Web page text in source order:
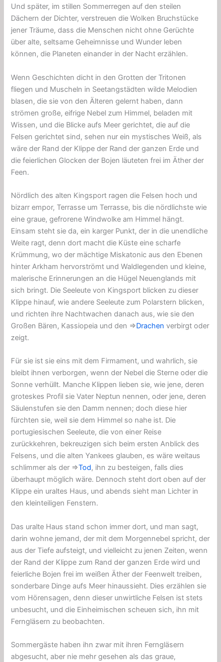
Und später, im stillen Sommerregen auf den steilen
Dächern der Dichter, verstreuen die Wolken Bruchstücke
jener Träume, dass die Menschen nicht ohne Gerüchte
über alte, seltsame Geheimnisse und Wunder leben
können, die Planeten einander in der Nacht erzählen.
Wenn Geschichten dicht in den Grotten der Tritonen
fliegen und Muscheln in Seetangstädten wilde Melodien
blasen, die sie von den Älteren gelernt haben, dann
strömen große, eifrige Nebel zum Himmel, beladen mit
Wissen, und die Blicke aufs Meer gerichtet, die auf die
Felsen gerichtet sind, sehen nur ein mystisches Weiß, als
wäre der Rand der Klippe der Rand der ganzen Erde und
die feierlichen Glocken der Bojen läuteten frei im Äther der
Feen.
Nördlich des alten Kingsport ragen die Felsen hoch und
bizarr empor, Terrasse um Terrasse, bis die nördlichste wie
eine graue, gefrorene Windwolke am Himmel hängt.
Einsam steht sie da, ein karger Punkt, der in die unendliche
Weite ragt, denn dort macht die Küste eine scharfe
Krümmung, wo der mächtige Miskatonic aus den Ebenen
hinter Arkham hervorströmt und Waldlegenden und kleine,
malerische Erinnerungen an die Hügel Neuenglands mit
sich bringt. Die Seeleute von Kingsport blicken zu dieser
Klippe hinauf, wie andere Seeleute zum Polarstern blicken,
und richten ihre Nachtwachen danach aus, wie sie den
Großen Bären, Kassiopeia und den ⇒Drachen verbirgt oder
zeigt.
Für sie ist sie eins mit dem Firmament, und wahrlich, sie
bleibt ihnen verborgen, wenn der Nebel die Sterne oder die
Sonne verhüllt. Manche Klippen lieben sie, wie jene, deren
groteskes Profil sie Vater Neptun nennen, oder jene, deren
Säulenstufen sie den Damm nennen; doch diese hier
fürchten sie, weil sie dem Himmel so nahe ist. Die
portugiesischen Seeleute, die von einer Reise
zurückkehren, bekreuzigen sich beim ersten Anblick des
Felsens, und die alten Yankees glauben, es wäre weitaus
schlimmer als der ⇒Tod, ihn zu besteigen, falls dies
überhaupt möglich wäre. Dennoch steht dort oben auf der
Klippe ein uraltes Haus, und abends sieht man Lichter in
den kleinteiligen Fenstern.
Das uralte Haus stand schon immer dort, und man sagt,
darin wohne jemand, der mit dem Morgennebel spricht, der
aus der Tiefe aufsteigt, und vielleicht zu jenen Zeiten, wenn
der Rand der Klippe zum Rand der ganzen Erde wird und
feierliche Bojen frei im weißen Äther der Feenwelt treiben,
sonderbare Dinge aufs Meer hinaussieht. Dies erzählen sie
vom Hörensagen, denn dieser unwirtliche Felsen ist stets
unbesucht, und die Einheimischen scheuen sich, ihn mit
Ferngläsern zu beobachten.
Sommergäste haben ihn zwar mit ihren Ferngläsern
abgesucht, aber nie mehr gesehen als das graue,